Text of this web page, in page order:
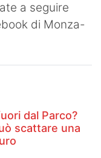
a seguire
di Monza-
dal Parco?
scattare una